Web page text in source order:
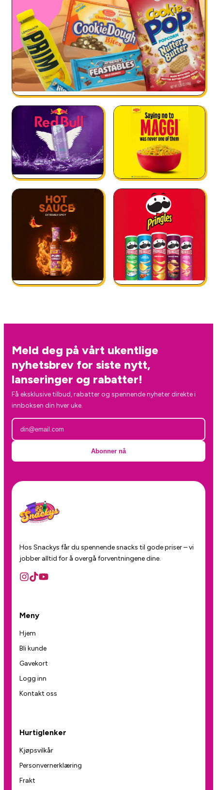
Meld deg på vårt ukentlige
nyhetsbrev for siste nytt,
lanseringer og rabatter!
Få eksklusive tilbud, rabatter og spennende nyheter direkte i
innboksen din hver uke.
Abonner nå
Hos Snackys får du spennende snacks til gode priser – vi
jobber alltid for å overgå forventningene dine.
Meny
Hjem
Bli kunde
Gavekort
Logg inn
Kontakt oss
Hurtiglenker
Kjøpsvilkår
Personvernerklæring
Frakt